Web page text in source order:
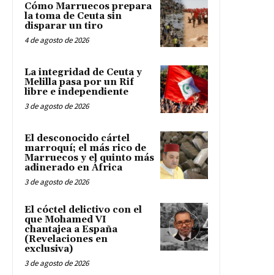
Cómo Marruecos prepara
la toma de Ceuta sin
disparar un tiro
4 de agosto de 2026
La integridad de Ceuta y
Melilla pasa por un Rif
libre e independiente
3 de agosto de 2026
El desconocido cártel
marroquí; el más rico de
Marruecos y el quinto más
adinerado en África
3 de agosto de 2026
El cóctel delictivo con el
que Mohamed VI
chantajea a España
(Revelaciones en
exclusiva)
3 de agosto de 2026